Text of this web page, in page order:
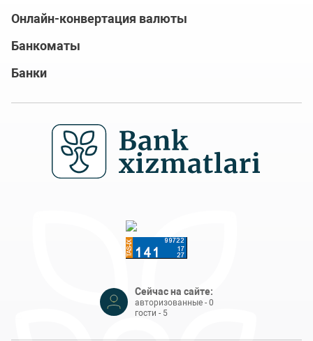
Онлайн-конвертация валюты
Банкоматы
Банки
Сейчас на сайте:
авторизованные - 0
гости - 5